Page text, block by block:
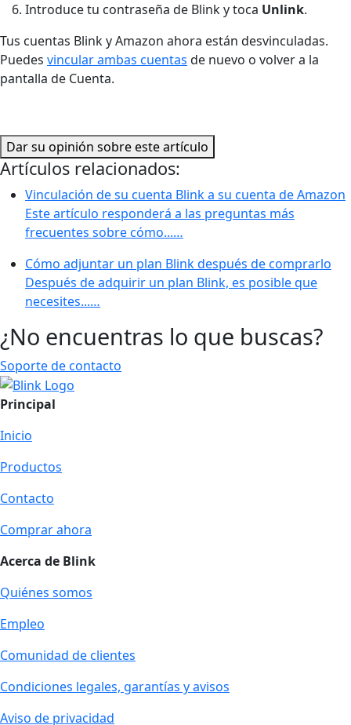
Introduce tu contraseña de Blink y toca Unlink.
Tus cuentas Blink y Amazon ahora están desvinculadas.
Puedes vincular ambas cuentas de nuevo o volver a la
pantalla de Cuenta.
Dar su opinión sobre este artículo
Artículos relacionados:
Vinculación de su cuenta Blink a su cuenta de Amazon
Este artículo responderá a las preguntas más
frecuentes sobre cómo...…
Cómo adjuntar un plan Blink después de comprarlo
Después de adquirir un plan Blink, es posible que
necesites...…
¿No encuentras lo que buscas?
Soporte de contacto
Principal
Inicio
Productos
Contacto
Comprar ahora
Acerca de Blink
Quiénes somos
Empleo
Comunidad de clientes
Condiciones legales, garantías y avisos
Aviso de privacidad